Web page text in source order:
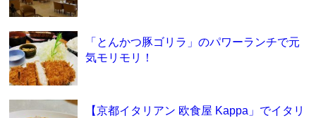
「とんかつ豚ゴリラ」のパワーランチで元
気モリモリ！
【京都イタリアン 欧食屋 Kappa」でイタリ